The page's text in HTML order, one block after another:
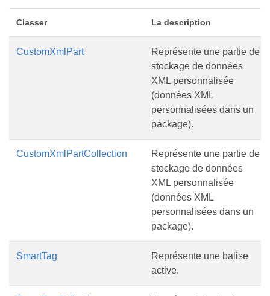
Classer La description
CustomXmlPart
Représente une partie de
stockage de données
XML personnalisée
(données XML
personnalisées dans un
package).
CustomXmlPartCollection
Représente une partie de
stockage de données
XML personnalisée
(données XML
personnalisées dans un
package).
SmartTag
Représente une balise
active.